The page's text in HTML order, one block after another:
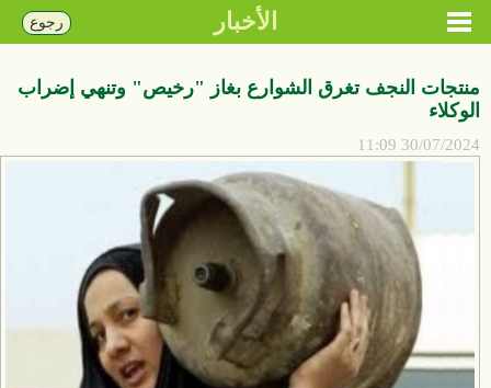
رجوع الأخبار
منتجات النجف تغرق الشوارع بغاز "رخيص" وتنهي إضراب
الوكلاء
30/07/2024 11:09